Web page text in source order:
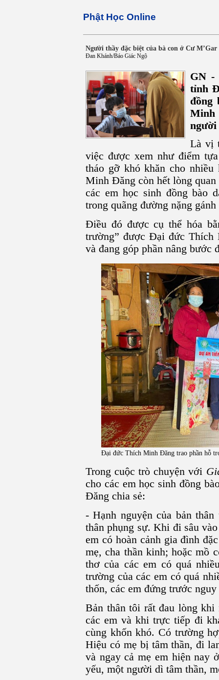
Phật Học Online
Người thầy đặc biệt của bà con ở Cư M’Gar
Đan Khánh/Báo Giác Ngộ
GN -
tỉnh
đồng
Minh
người
Là vị
việc được xem như điểm
tháo gỡ khó khăn cho
Minh Đăng còn hết lòng quan
các em học sinh đồng bào
trong quãng đường nặng
Điều đó được cụ thể hóa
trường” được Đại đức Thích
và đang góp phần nâng bước
Đại đức Thích Minh Đăng trao phần hỗ
Trong cuộc trò chuyện với
cho các em học sinh đồng
Đăng chia sẻ:
- Hạnh nguyện của bản
thân phụng sự. Khi đi sâu
em có hoàn cảnh gia đình
mẹ, cha thần kinh; hoặc mồ
thơ của các em có quá
trường của các em có quá
thốn, các em đứng trước
Bản thân tôi rất đau lòng khi
các em và khi trực tiếp đi
cùng khốn khó. Có trường
Hiệu có mẹ bị tâm thần, đi
và ngay cả mẹ em hiện nay
yếu, một người dì tâm thần,